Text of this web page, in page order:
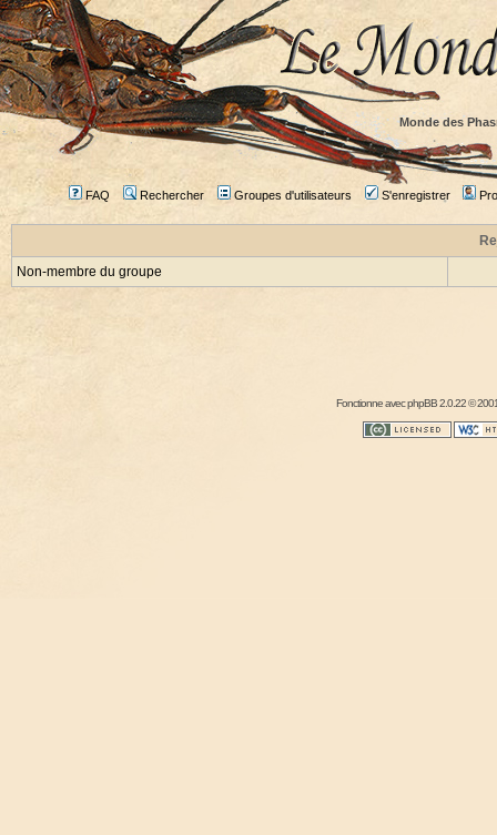
Monde des
FAQ Rechercher Groupes d'utilisateurs S'enregistrer
Non-membre du groupe
Fonctionne avecphpBB2.0.22 ©